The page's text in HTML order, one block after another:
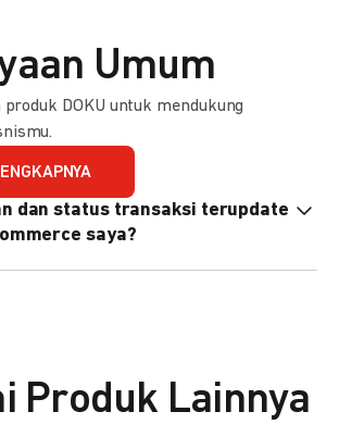
Umum
DOKU untuk mendukung
dan status transaksi terupdate
saya?
Produk Lainnya